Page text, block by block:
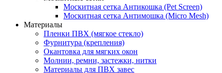
Москитная сетка Антикошка (Pet Screen)
Москитная сетка Антимошка (Micro Mesh)
Материалы
Пленки ПВХ (мягкое стекло)
Фурнитура (крепления)
Окантовка для мягких окон
Молнии, ремни, застежки, нитки
Материалы для ПВХ завес